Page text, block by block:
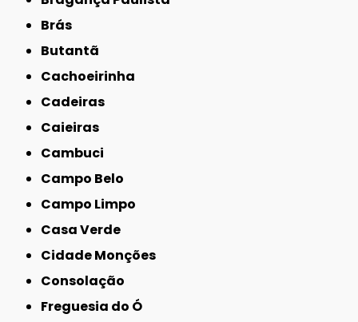
Brás
Butantã
Cachoeirinha
Cadeiras
Caieiras
Cambuci
Campo Belo
Campo Limpo
Casa Verde
Cidade Monções
Consolação
Freguesia do Ó